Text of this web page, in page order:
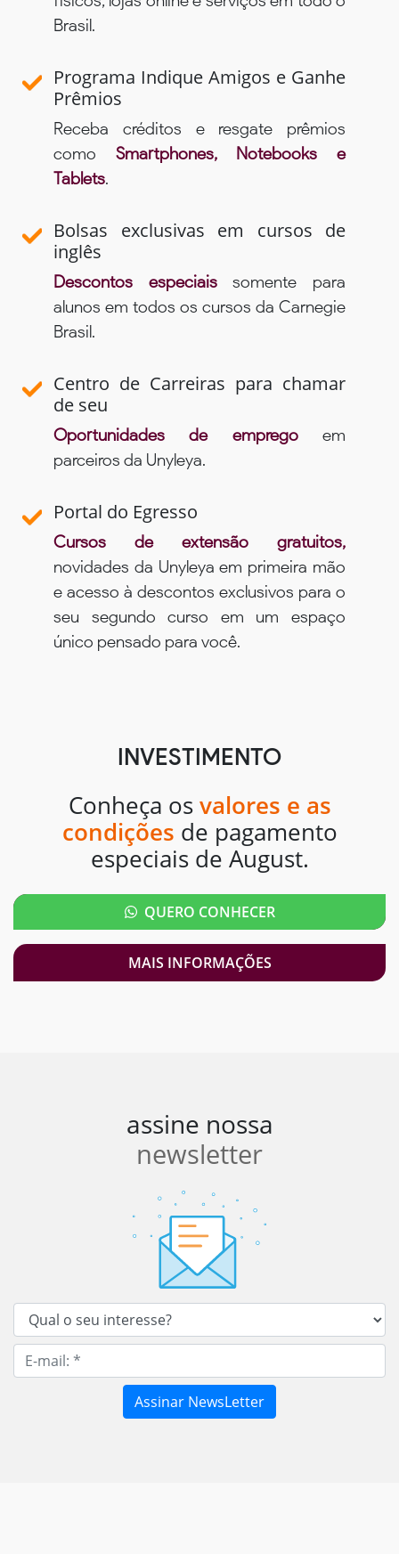
Brasil.
Programa Indique Amigos e Ganhe
Prêmios
Receba créditos e resgate prêmios
como Smartphones, Notebooks e
Tablets.
Bolsas exclusivas em cursos de
inglês
Descontos especiaissomente para
alunos em todos os cursos da Carnegie
Brasil.
Centro de Carreiras para chamar
de seu
Oportunidades de empregoem
parceiros da Unyleya.
Portal do Egresso
Cursos de extensão gratuitos,
novidades da Unyleya em primeira mão
e acesso à descontos exclusivos para o
seu segundo curso em um espaço
único pensado para você.
INVESTIMENTO
Conheça os valores e as
condições de pagamento
especiais de August.
QUERO CONHECER
MAIS INFORMAÇÕES
assine nossa
newsletter